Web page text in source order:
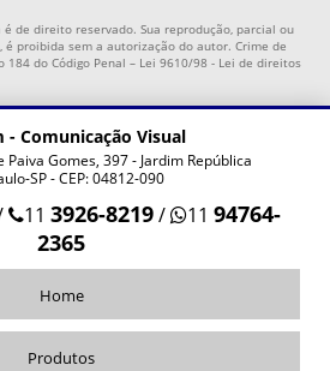
PERSONALIZADO
PLATAFORMA ELEVATÓRIA
COM MOTORISTA
ELEVATÓRIA
CESTO AÉREO
LOJA
de direito reservado. Sua reprodução, parcial ou
proibida sem a autorização do autor. Crime de
do Código Penal – Lei 9610/98 - Lei de direitos
- Comunicação Visual
Paiva Gomes, 397 - Jardim República
SP - CEP: 04812-090
11 3926-8219/ 11 94764-
2365
Home
Produtos